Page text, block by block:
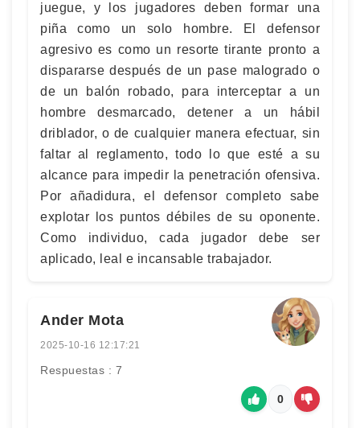
juegue, y los jugadores deben formar una
piña como un solo hombre. El defensor
agresivo es como un resorte tirante pronto a
dispararse después de un pase malogrado o
de un balón robado, para interceptar a un
hombre desmarcado, detener a un hábil
driblador, o de cualquier manera efectuar, sin
faltar al reglamento, todo lo que esté a su
alcance para impedir la penetración ofensiva.
Por añadidura, el defensor completo sabe
explotar los puntos débiles de su oponente.
Como individuo, cada jugador debe ser
aplicado, leal e incansable trabajador.
Ander Mota
2025-10-16 12:17:21
Respuestas : 7
0